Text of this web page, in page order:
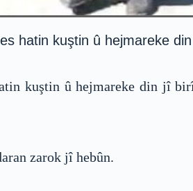
hatin kuştin û hejmareke
kuştin û hejmareke din jî
zarok jî hebûn.